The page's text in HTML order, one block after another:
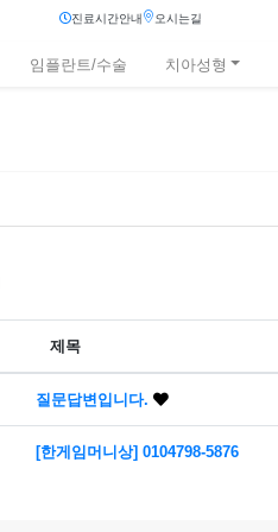
진료시간안내 오시는길
임플란트/수술 치아성형
제목
질문답변입니다.
[한​게임​머니​상] 01​04​79​8-​58​76